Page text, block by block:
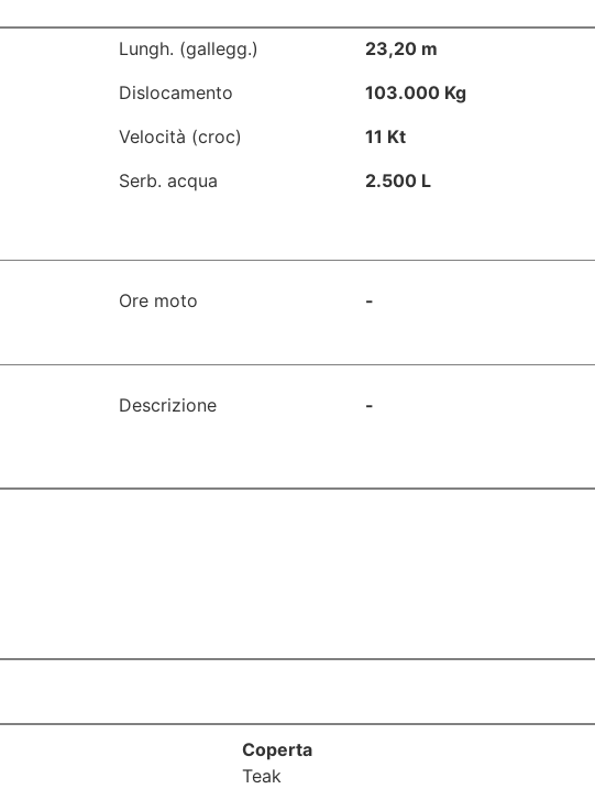
Lungh. (gallegg.)
23,20 m
Dislocamento
103.000 Kg
Velocità (croc)
11 Kt
Serb. acqua 2.500 L
Ore moto -
Descrizione -
Coperta
Teak